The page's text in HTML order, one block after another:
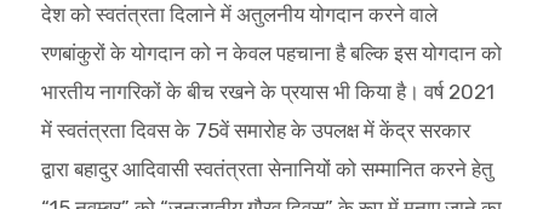
देश को स्वतंत्रता दिलाने में अतुलनीय योगदान करने वाले
रणबांकुरों के योगदान को न केवल पहचाना है बल्कि इस योगदान को
भारतीय नागरिकों के बीच रखने के प्रयास भी किया है। वर्ष 2021
में स्वतंत्रता दिवस के 75वें समारोह के उपलक्ष में केंद्र सरकार
द्वारा बहादुर आदिवासी स्वतंत्रता सेनानियों को सम्मानित करने हेतु